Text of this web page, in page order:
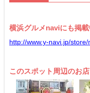
横浜グルメnaviにも掲載
http://www.y-navi.jp/
このスポット周辺のお店